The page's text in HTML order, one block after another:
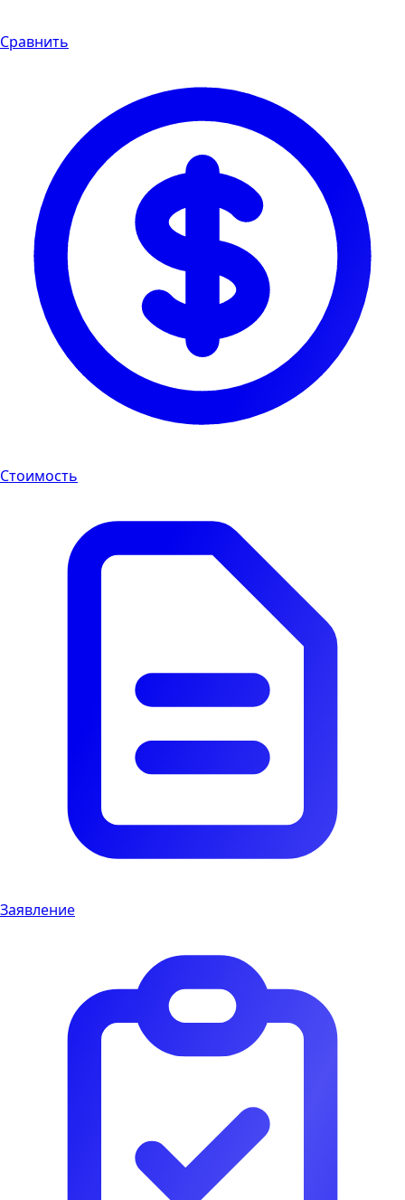
Сравнить
Стоимость
Заявление